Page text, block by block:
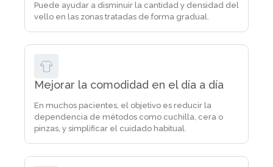
Puede ayudar a disminuir la cantidad y densidad del
vello en las zonas tratadas de forma gradual.
Mejorar la comodidad en el día a día
En muchos pacientes, el objetivo es reducir la
dependencia de métodos como cuchilla, cera o
pinzas, y simplificar el cuidado habitual.